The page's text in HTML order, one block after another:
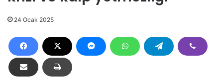
24 Ocak 2025